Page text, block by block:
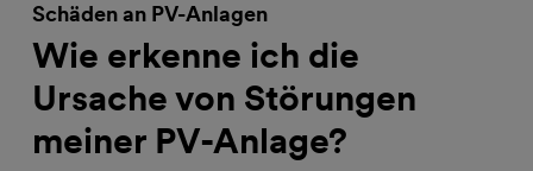
Schäden an PV-Anlagen
Wie erkenne ich die
Ursache von Störungen
meiner PV-Anlage?